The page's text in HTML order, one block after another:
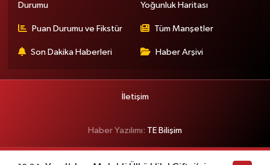
Durumu
Yoğunluk Haritası
Puan Durumu ve Fikstür Tüm Manşetler
Son Dakika Haberleri Haber Arşivi
İletişim
Haber Yazılımı: TE Bilişim